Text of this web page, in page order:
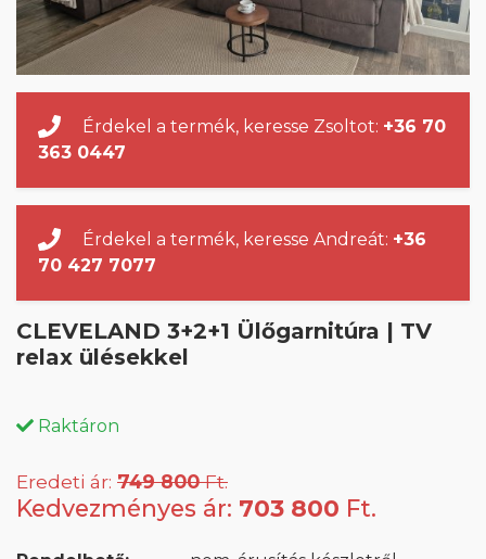
Érdekel a termék, keresse Zsoltot: +36 70
363 0447
Érdekel a termék, keresse Andreát: +36
70 427 7077
CLEVELAND 3+2+1 Ülőgarnitúra | TV
relax ülésekkel
Raktáron
Eredeti ár: 749 800Ft.
Kedvezményes ár: 703 800 Ft.